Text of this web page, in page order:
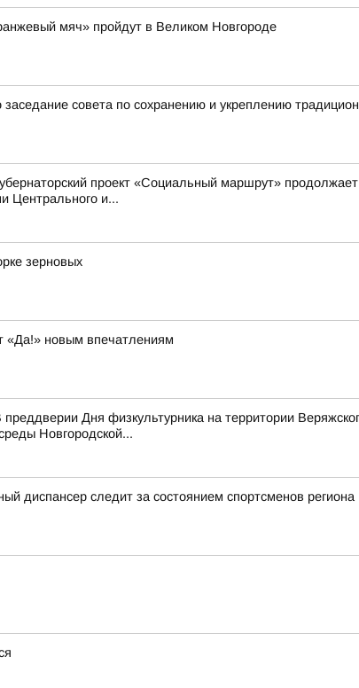
мяч» пройдут в Великом Новгороде
совета по сохранению и укреплению
проект «Социальный маршрут»
Центрального и...
зерновых
«Да!» новым впечатлениям
Дня физкультурника на территории
Новгородской...
диспансер следит за состоянием спортсменов региона